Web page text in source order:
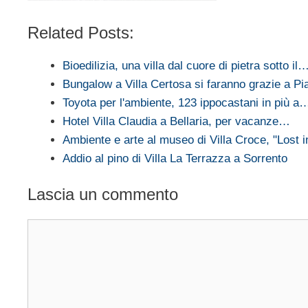
Related Posts:
Bioedilizia, una villa dal cuore di pietra sotto il…
Bungalow a Villa Certosa si faranno grazie a
Toyota per l'ambiente, 123 ippocastani in più
Hotel Villa Claudia a Bellaria, per vacanze…
Ambiente e arte al museo di Villa Croce, "Lost
Addio al pino di Villa La Terrazza a Sorrento
Lascia un commento